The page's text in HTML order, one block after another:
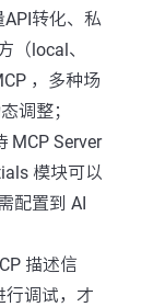
API转化、私
（local、
，多种场
调整；
MCP Server
模块可以
配置到 AI
描述信
行调试，才